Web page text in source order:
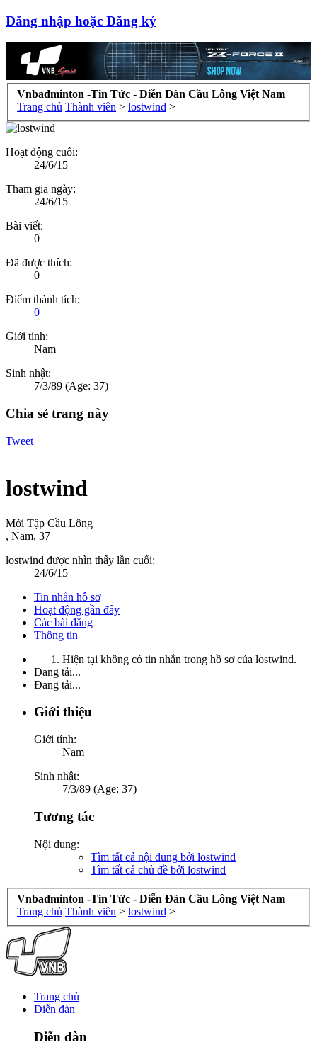
Đăng nhập hoặc Đăng ký
Vnbadminton -Tin Tức - Diễn Đàn Cầu Lông Việt Nam
Trang chủ Thành viên > lostwind >
Hoạt động cuối:
24/6/15
Tham gia ngày:
24/6/15
Bài viết:
0
Đã được thích:
0
Điểm thành tích:
0
Giới tính:
Nam
Sinh nhật:
7/3/89 (Age: 37)
Chia sẻ trang này
Tweet
lostwind
Mới Tập Cầu Lông
, Nam, 37
lostwind được nhìn thấy lần cuối:
24/6/15
Tin nhắn hồ sơ
Hoạt động gần đây
Các bài đăng
Thông tin
Hiện tại không có tin nhắn trong hồ sơ của lostwind.
Đang tải...
Đang tải...
Giới thiệu
Giới tính:
Nam
Sinh nhật:
7/3/89 (Age: 37)
Tương tác
Nội dung:
Tìm tất cả nội dung bởi lostwind
Tìm tất cả chủ đề bởi lostwind
Vnbadminton -Tin Tức - Diễn Đàn Cầu Lông Việt Nam
Trang chủ Thành viên > lostwind >
Trang chủ
Diễn đàn
Diễn đàn